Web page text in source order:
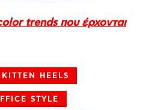
trends που έρχονται
KITTEN HEELS
STYLE